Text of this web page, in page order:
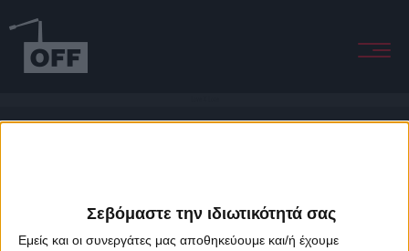
Σεβόμαστε την ιδιωτικότητά σας
Εμείς και οι συνεργάτες μας αποθηκεύουμε και/ή έχουμε